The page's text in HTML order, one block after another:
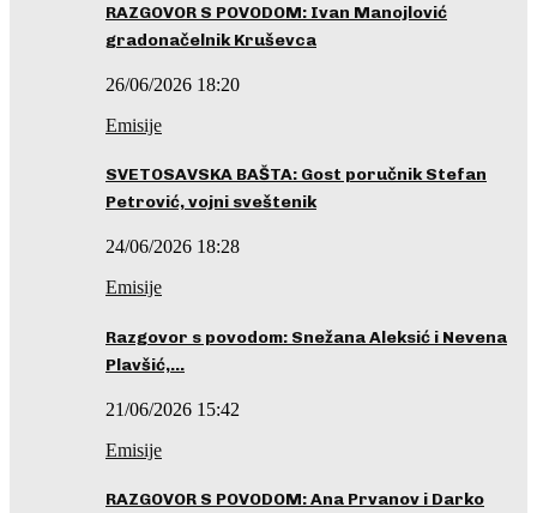
RAZGOVOR S POVODOM: Ivan Manojlović
gradonačelnik Kruševca
26/06/2026 18:20
Emisije
SVETOSAVSKA BAŠTA: Gost poručnik Stefan
Petrović, vojni sveštenik
24/06/2026 18:28
Emisije
Razgovor s povodom: Snežana Aleksić i Nevena
Plavšić,…
21/06/2026 15:42
Emisije
RAZGOVOR S POVODOM: Ana Prvanov i Darko